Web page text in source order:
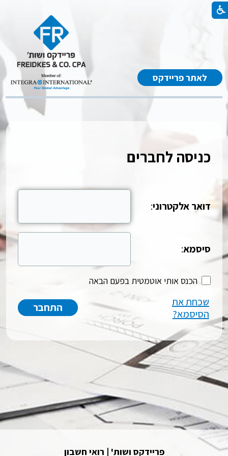
לאתר פריידקס
כניסה לחברים
דואר אלקטרוני:
סיסמא:
הכנס אותי אוטמטית בפעם הבאה
שכחת את
הסיסמא?
פריידקס ושות' | רואי חשבון